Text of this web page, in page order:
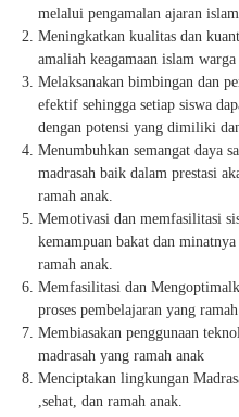
melalui pengamalan ajaran
Meningkatkan kualitas dan
amaliah keagamaan islam
Melaksanakan bimbingan dan
efektif sehingga setiap siswa
dengan potensi yang dimiliki
Menumbuhkan semangat daya
madrasah baik dalam prestasi
ramah anak.
Memotivasi dan memfasilitasi
kemampuan bakat dan
ramah anak.
Memfasilitasi dan
proses pembelajaran yang
Membiasakan penggunaan
madrasah yang ramah anak
Menciptakan lingkungan
,sehat, dan ramah anak.